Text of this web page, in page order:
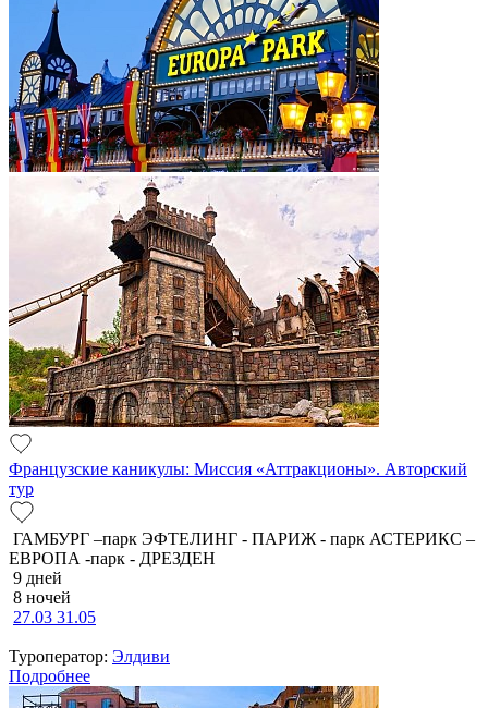
Французские каникулы: Миссия «Аттракционы». Авторский
тур
ГАМБУРГ –парк ЭФТЕЛИНГ - ПАРИЖ - парк АСТЕРИКС –
ЕВРОПА -парк - ДРЕЗДЕН
9 дней
8 ночей
27.03 31.05
Туроператор: Элдиви
Подробнее